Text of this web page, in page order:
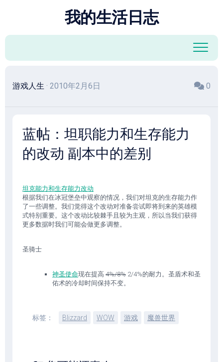
容
我的生活日志
游戏人生 · 2010年2月6日 0
蓝帖：坦职能力和生存能力
的改动 副本中的差别
坦克能力和生存能力改动
根据我们在冰冠堡垒中观察的情况，我们对坦克的生存能力作
了一些调整。我们觉得这个改动对准备尝试即将到来的英雄模
式特别重要。这个改动比较棘手且较为主观，所以当我们获得
更多数据时我们可能会做更多调整。
圣骑士
神圣使命现在提高 4%/8% 2/4%的耐力。圣盾术和圣
佑术的冷却时间保持不变。
标签： Blizzard WOW 游戏 魔兽世界